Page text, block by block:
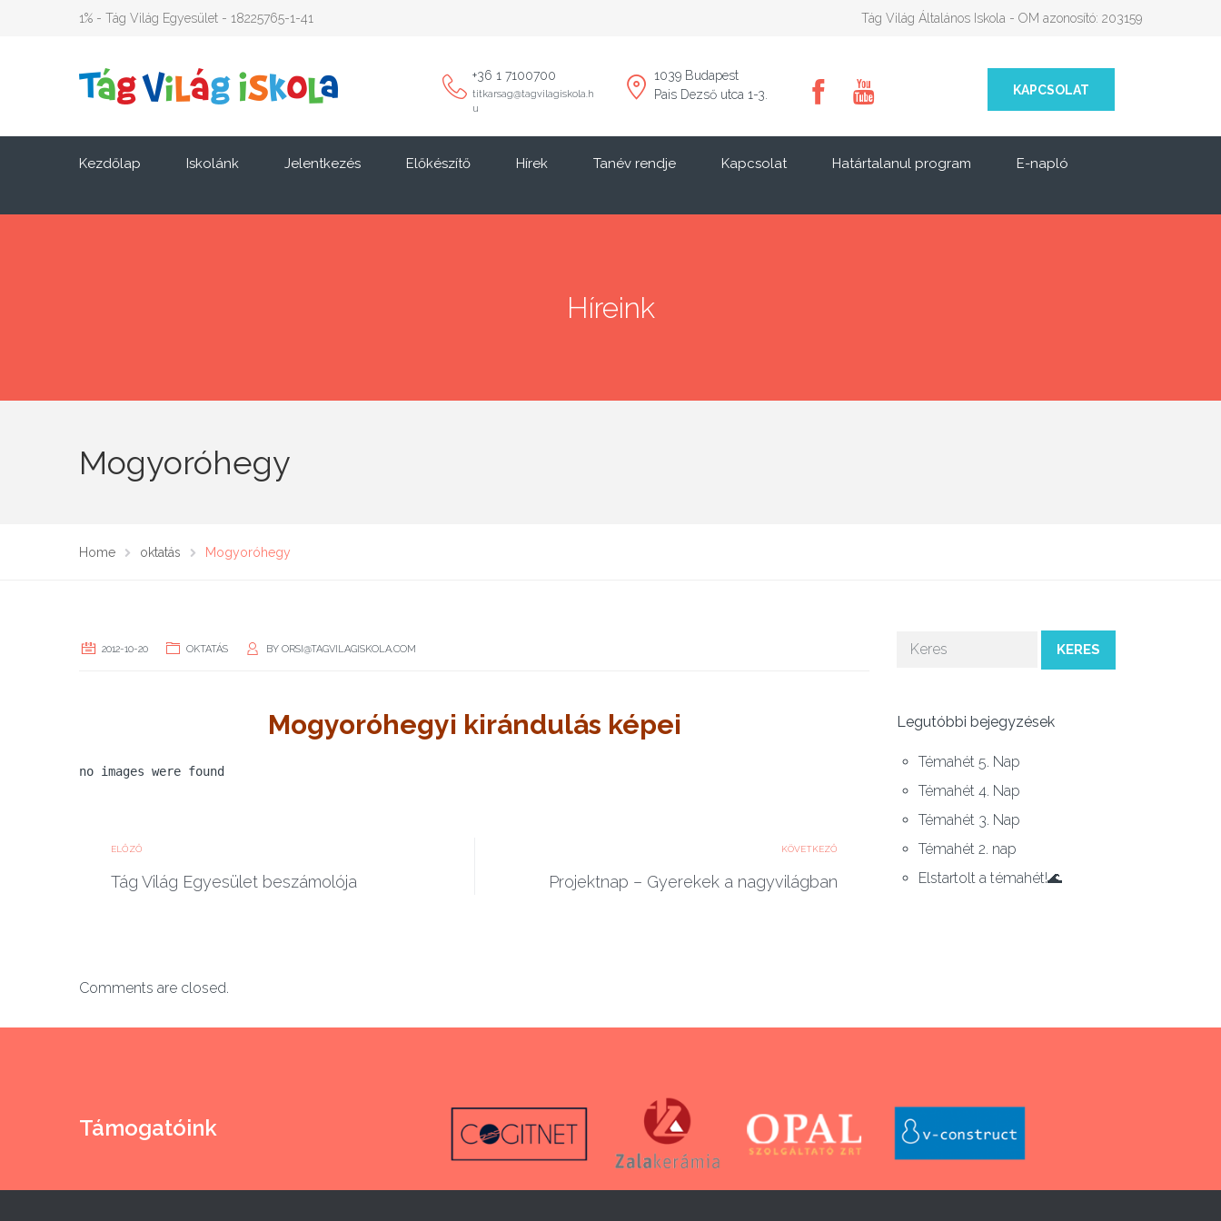
1% - Tág Világ Egyesület - 18225765-1-41 Tág Világ Általános Iskola - OM azonosító: 203159
+36 1 7100700
titkarsag@tagvilagiskola.h
u
1039 Budapest
Pais Dezső utca 1-3.
KAPCSOLAT
Kezdőlap Iskolánk Jelentkezés Előkészítő Hírek Tanév rendje Kapcsolat Határtalanul program E-napló
Híreink
Mogyoróhegy
Home oktatás Mogyoróhegy
2012-10-20 OKTATÁS BY ORSI@TAGVILAGISKOLA.COM
Mogyoróhegyi kirándulás képei
no images were found
ELŐZŐ
Tág Világ Egyesület beszámolója
KÖVETKEZŐ
Projektnap – Gyerekek a nagyvilágban
Comments are closed.
KERES
Legutóbbi bejegyzések
Témahét 5. Nap
Témahét 4. Nap
Témahét 3. Nap
Témahét 2. nap
Elstartolt a témahét!🌊
Támogatóink